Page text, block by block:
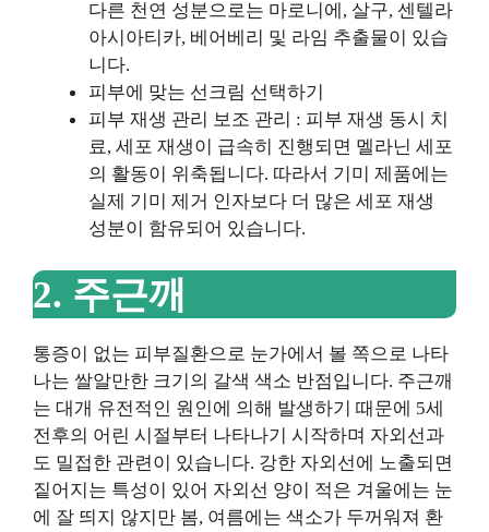
다른 천연 성분으로는 마로니에, 살구, 센텔라
아시아티카, 베어베리 및 라임 추출물이 있습
니다.
피부에 맞는 선크림 선택하기
피부 재생 관리 보조 관리 : 피부 재생 동시 치
료, 세포 재생이 급속히 진행되면 멜라닌 세포
의 활동이 위축됩니다. 따라서 기미 제품에는
실제 기미 제거 인자보다 더 많은 세포 재생
성분이 함유되어 있습니다.
2. 주근깨
통증이 없는 피부질환으로 눈가에서 볼 쪽으로 나타
나는 쌀알만한 크기의 갈색 색소 반점입니다. 주근깨
는 대개 유전적인 원인에 의해 발생하기 때문에 5세
전후의 어린 시절부터 나타나기 시작하며 자외선과
도 밀접한 관련이 있습니다. 강한 자외선에 노출되면
짙어지는 특성이 있어 자외선 양이 적은 겨울에는 눈
에 잘 띄지 않지만 봄, 여름에는 색소가 두꺼워져 환